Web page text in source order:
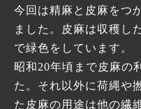
今回は精麻と皮麻をつ
ました。皮麻は収穫し
で緑色をしています。
昭和20年頃まで皮麻の
た。それ以外に荷縄や
た皮麻の用途は他の繊